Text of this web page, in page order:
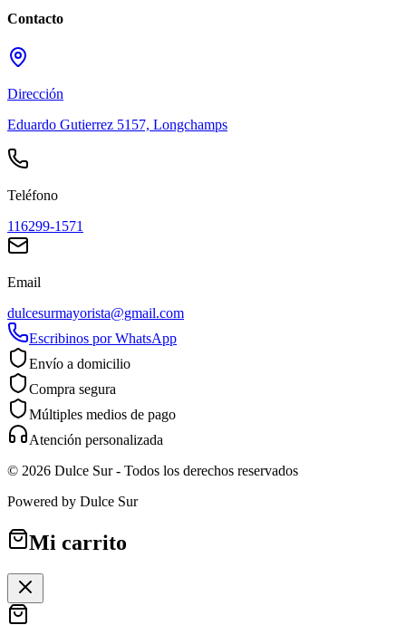
Contacto
Dirección
Eduardo Gutierrez 5157, Longchamps
Teléfono
116299-1571
Email
dulcesurmayorista@gmail.com
Escribinos por WhatsApp
Envío a domicilio
Compra segura
Múltiples medios de pago
Atención personalizada
© 2026 Dulce Sur- Todos los derechos reservados
Powered by Dulce Sur
Mi carrito